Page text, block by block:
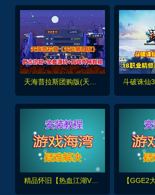
精品怀旧【热血江湖V2.0任务端】百宝阁无限元宝时装披风送+GM工具+支持多开+宝宝挂